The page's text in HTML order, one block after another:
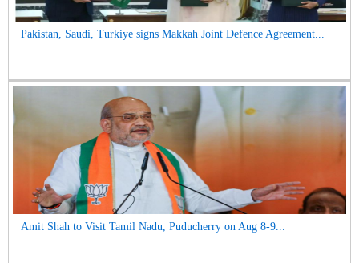
Pakistan, Saudi, Turkiye signs Makkah Joint Defence Agreement...
Amit Shah to Visit Tamil Nadu, Puducherry on Aug 8-9...